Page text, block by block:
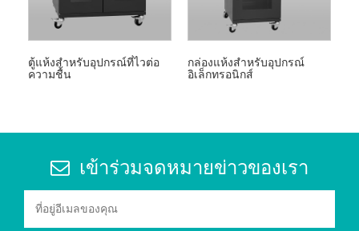
ตู้แห้งสำหรับอุปกรณ์ที่ไวต่อ
ความชื้น
กล่องแห้งสำหรับอุปกรณ์
อิเล็กทรอนิกส์
เข้าร่วมจดหมายข่าวของเรา